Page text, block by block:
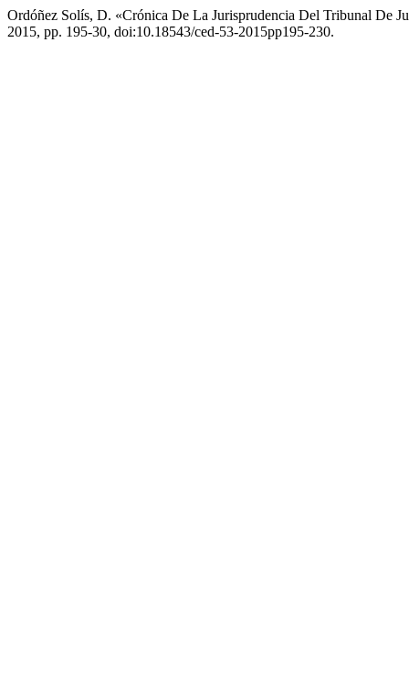
Ordóñez Solís, D. «Crónica De La Jurisprudencia Del Tribunal De
2015, pp. 195-30, doi:10.18543/ced-53-2015pp195-230.